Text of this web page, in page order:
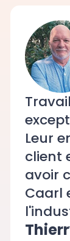
Leur
client
avoir
Caarl